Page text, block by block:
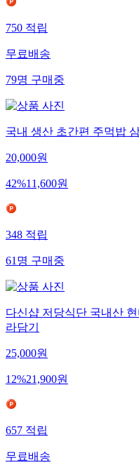
750적립
무료배송
79명구매중
국내 생산 초간편 주먹밥
20,000원
42%11,600원
348적립
61명구매중
다신샵 저당식단 국내산
라담기
25,000원
12%21,900원
657적립
무료배송